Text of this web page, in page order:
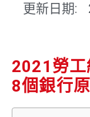
更新日期:
2021勞
8個銀行